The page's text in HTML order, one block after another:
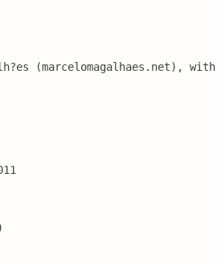
(marcelomagalhaes.net), with